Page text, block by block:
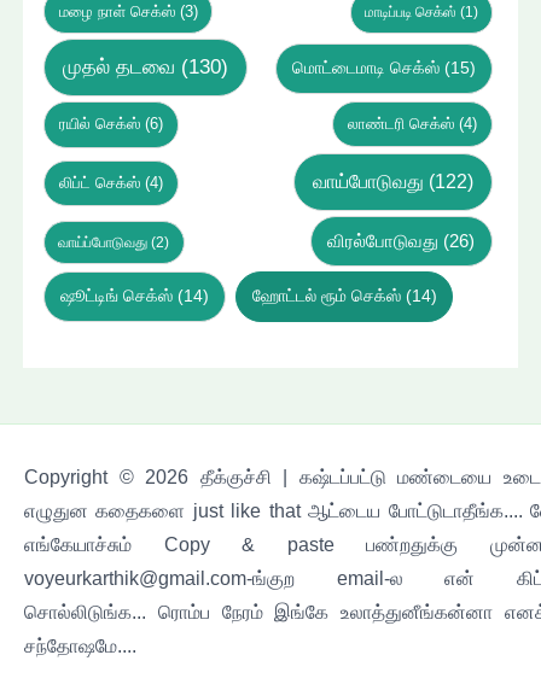
மழை நாள் செக்ஸ்(3) மாடிப்படி செக்ஸ் (1)
முதல் தடவை (130) மொட்டைமாடி செக்ஸ் (15)
ரயில் செக்ஸ் (6) லாண்டரி செக்ஸ் (4)
லிப்ட் செக்ஸ்(4) வாய்போடுவது (122)
வாய்ப்போடுவது (2) விரல்போடுவது (26)
ஷூட்டிங் செக்ஸ்(14) ஹோட்டல் ரூம் செக்ஸ்(14)
Copyright © 2026 தீக்குச்சி | கஷ்டப்பட்டு மண்டையை
எழுதுன கதைகளை just like that ஆட்டைய போட்டுடாதீங்க....
எங்கேயாச்சும் Copy & paste பண்றதுக்கு
voyeurkarthik@gmail.com-ங்குற email-ல என்
சொல்லிடுங்க... ரொம்ப நேரம் இங்கே உலாத்துனீங்கன்னா
சந்தோஷமே....